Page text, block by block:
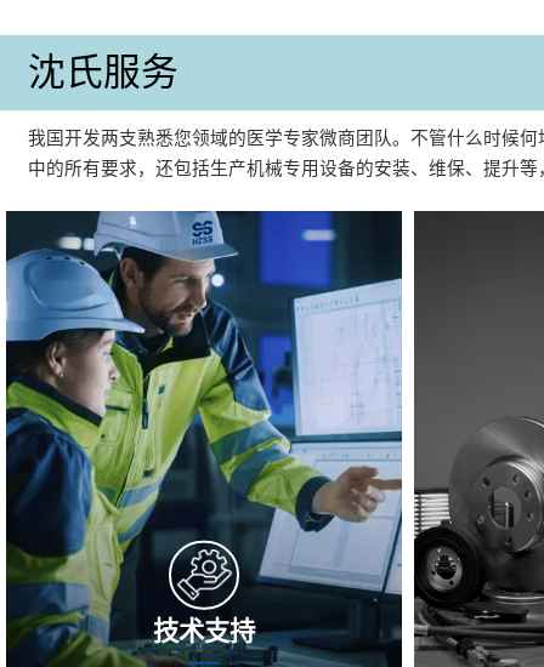
沈氏服务
我国开发两支熟悉您领域的医学专家微商团队。不管什么时候
中的所有要求，还包括生产机械专用设备的安装、维保、提升
技术支持